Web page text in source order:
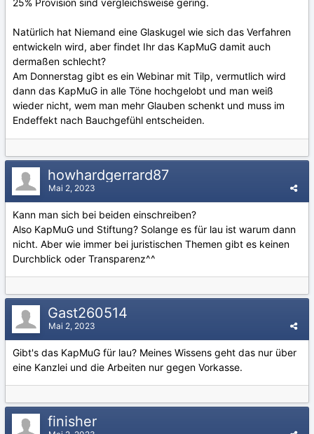
25% Provision sind vergleichsweise gering.
Natürlich hat Niemand eine Glaskugel wie sich das Verfahren
entwickeln wird, aber findet Ihr das KapMuG damit auch
dermaßen schlecht?
Am Donnerstag gibt es ein Webinar mit Tilp, vermutlich wird
dann das KapMuG in alle Töne hochgelobt und man weiß
wieder nicht, wem man mehr Glauben schenkt und muss im
Endeffekt nach Bauchgefühl entscheiden.
howhardgerrard87
Mai 2, 2023
Kann man sich bei beiden einschreiben?
Also KapMuG und Stiftung? Solange es für lau ist warum dann
nicht. Aber wie immer bei juristischen Themen gibt es keinen
Durchblick oder Transparenz^^
Gast260514
Mai 2, 2023
Gibt's das KapMuG für lau? Meines Wissens geht das nur über
eine Kanzlei und die Arbeiten nur gegen Vorkasse.
finisher